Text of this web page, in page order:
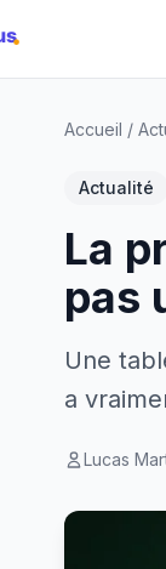
Accueil /
Actualité
La
pas
Une
a
Lucas